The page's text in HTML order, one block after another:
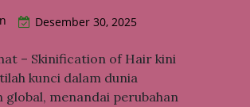
Desember 30, 2025
– Skinification of Hair kini
kunci dalam dunia
global, menandai perubahan